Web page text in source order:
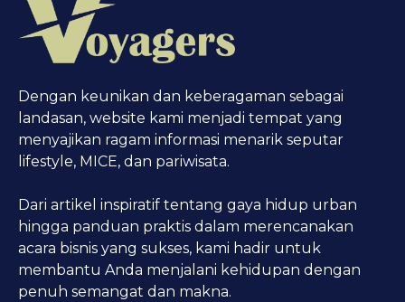
Dengan keunikan dan keberagaman sebagai
landasan, website kami menjadi tempat yang
menyajikan ragam informasi menarik seputar
lifestyle, MICE, dan pariwisata.
Dari artikel inspiratif tentang gaya hidup urban
hingga panduan praktis dalam merencanakan
acara bisnis yang sukses, kami hadir untuk
membantu Anda menjalani kehidupan dengan
penuh semangat dan makna.